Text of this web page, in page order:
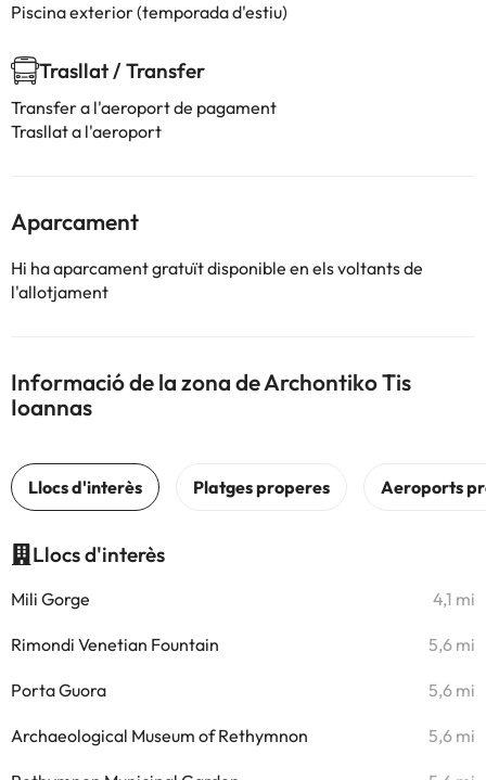
Piscina exterior (temporada d'estiu)
Trasllat / Transfer
Transfer a l'aeroport de pagament
Trasllat a l'aeroport
Aparcament
Hi ha aparcament gratuït disponible en els voltants de
l'allotjament
Informació de la zona de Archontiko Tis
Ioannas
Llocs d'interès
Mili Gorge 4,1 mi
Rimondi Venetian Fountain 5,6 mi
Porta Guora 5,6 mi
Archaeological Museum of Rethymnon 5,6 mi